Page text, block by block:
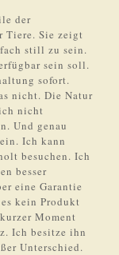
der
Tiere. Sie zeigt
still zu sein.
sein soll.
sofort.
nicht. Die Natur
nicht
Und genau
Ich kann
besuchen. Ich
besser
eine Garantie
kein Produkt
Moment
Ich besitze ihn
Unterschied.